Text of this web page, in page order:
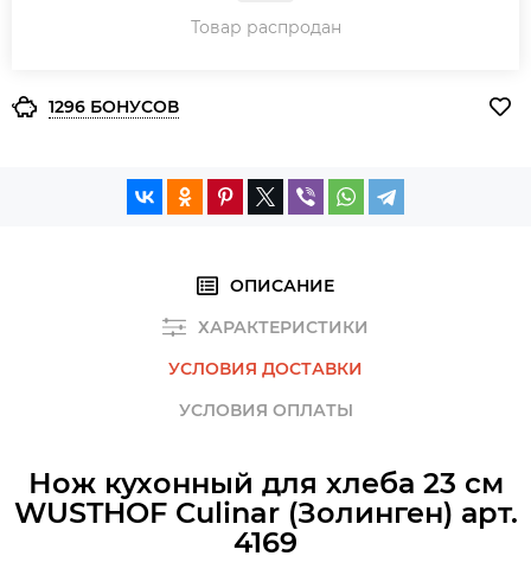
ЗАКАЗ В ОДИН КЛИК
Товар распродан
1296 БОНУСОВ
ОПИСАНИЕ
ХАРАКТЕРИСТИКИ
УСЛОВИЯ ДОСТАВКИ
УСЛОВИЯ ОПЛАТЫ
Нож кухонный для хлеба 23 см
WUSTHOF Culinar (Золинген) арт.
4169